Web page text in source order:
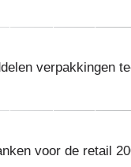
verpakkingen
voor de retail